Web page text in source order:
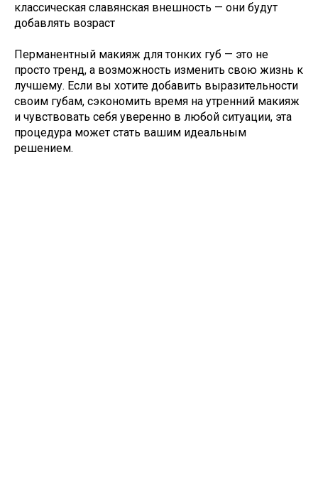
классическая славянская внешность — они будут
добавлять возраст
Перманентный макияж для тонких губ — это не
просто тренд, а возможность изменить свою жизнь к
лучшему. Если вы хотите добавить выразительности
своим губам, сэкономить время на утренний макияж
и чувствовать себя уверенно в любой ситуации, эта
процедура может стать вашим идеальным
решением.